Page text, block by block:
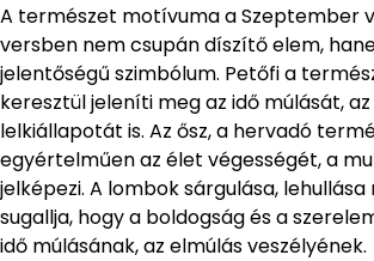
A természet motívuma a Szeptember
versben nem csupán díszítő elem,
jelentőségű szimbólum. Petőfi a
keresztül jeleníti meg az idő múlását,
lelkiállapotát is. Az ősz, a hervadó
egyértelműen az élet végességét, a
jelképezi. A lombok sárgulása,
sugallja, hogy a boldogság és a
idő múlásának, az elmúlás veszélyének.